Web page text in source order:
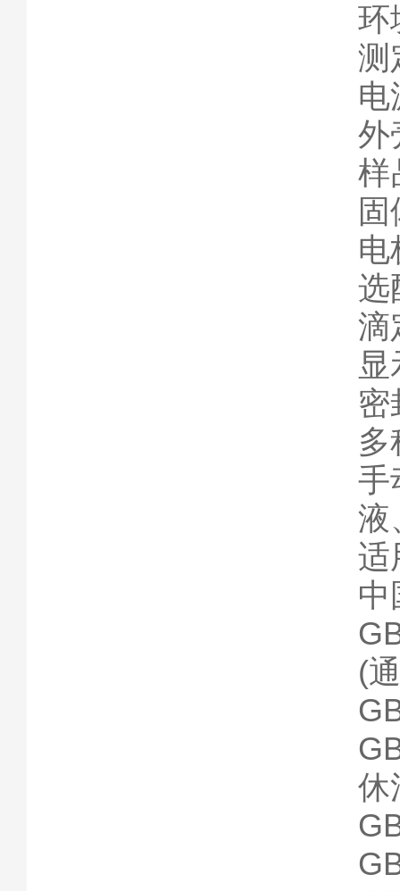
测
电
外
样
固
电
选
滴
密
多
手
液
适
中
(
休